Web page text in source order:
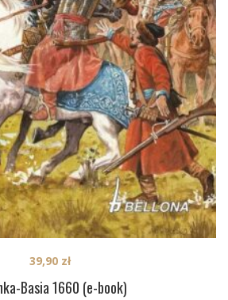
Basia 1660 (e-book)
39,90 zł